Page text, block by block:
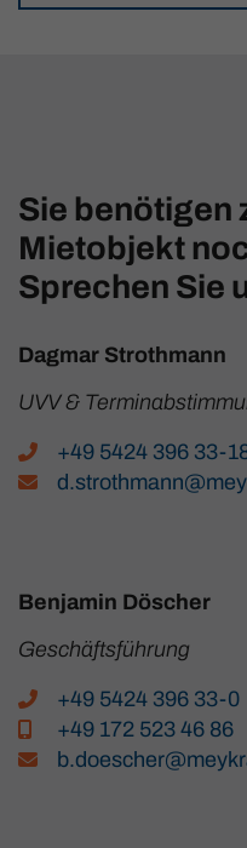
Sie benötigen
Mietobjekt
Sprechen Sie
Dagmar Strothmann
UVV &
+49 5424 396 33-
Benjamin Döscher
Geschäftsführung
+49 5424 396 33-0
+49 172 523 46 86